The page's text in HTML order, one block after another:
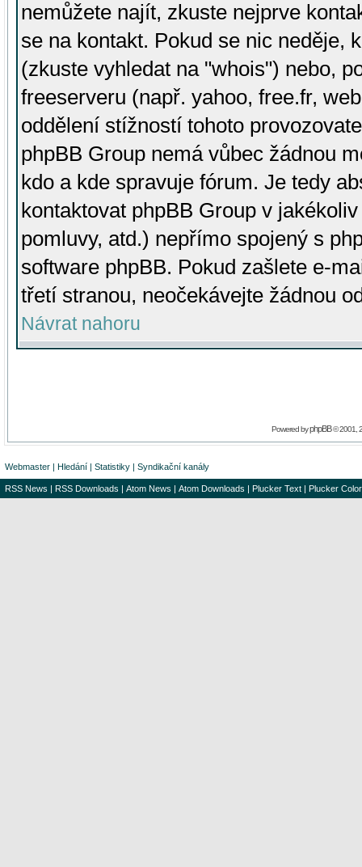
nemůžete najít, zkuste nejprve
se na kontakt. Pokud se nic neděje,
(zkuste vyhledat na "whois") nebo,
freeserveru (např. yahoo, free.fr,
oddělení stížností tohoto
phpBB Group nemá vůbec žádnou
kdo a kde spravuje fórum. Je tedy
kontaktovat phpBB Group v
pomluvy, atd.) nepřímo spojený s
software phpBB. Pokud zašlete e-
třetí stranou, neočekávejte žádnou
Návrat nahoru
Powered byphpBB© 2001,
Webmaster | Hledání | Statistiky | Syndikační kanály
RSS News | RSS Downloads | Atom News | Atom Downloads | Plucker Text | Plucker Color